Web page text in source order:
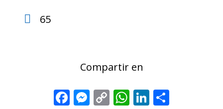
65
Compartir en
Facebook
Messenger
CopyWhatsApp
LinkedIn